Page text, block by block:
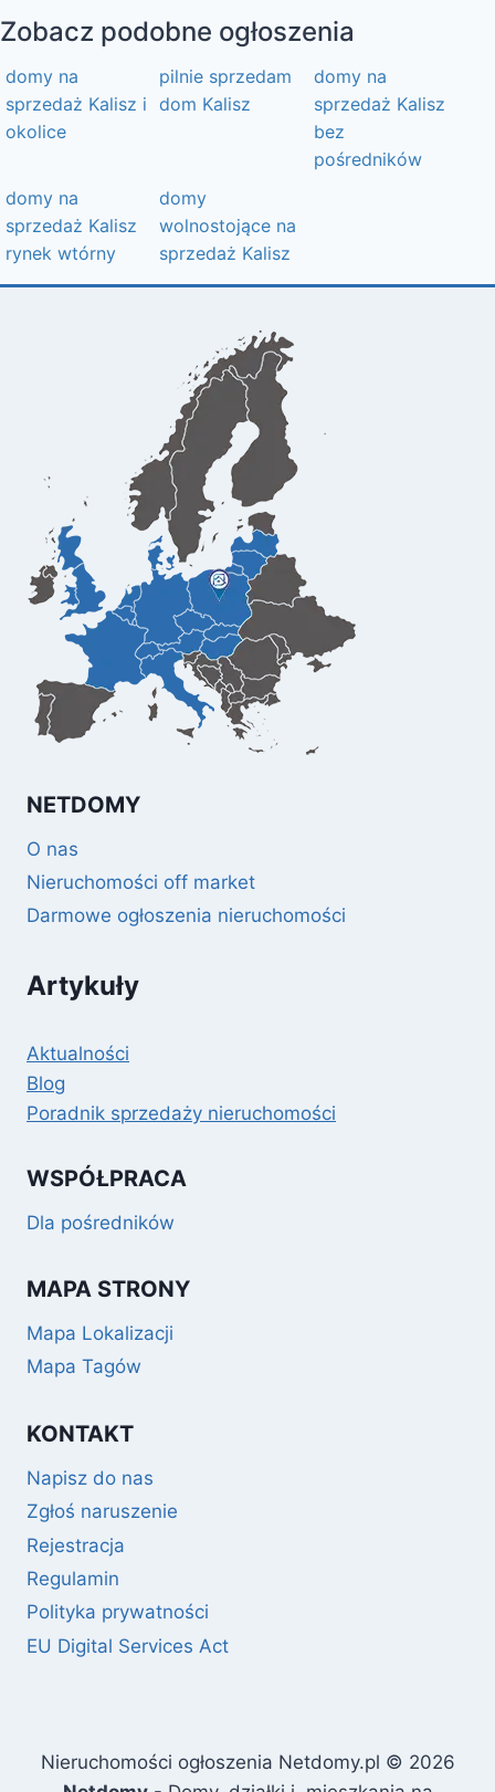
Zobacz podobne ogłoszenia
domy na
sprzedaż Kalisz i
okolice
pilnie sprzedam
dom Kalisz
domy na
sprzedaż Kalisz
bez
pośredników
domy na
sprzedaż Kalisz
rynek wtórny
domy
wolnostojące na
sprzedaż Kalisz
NETDOMY
O nas
Nieruchomości off market
Darmowe ogłoszenia nieruchomości
Artykuły
Aktualności
Blog
Poradnik sprzedaży nieruchomości
WSPÓŁPRACA
Dla pośredników
MAPA STRONY
Mapa Lokalizacji
Mapa Tagów
KONTAKT
Napisz do nas
Zgłoś naruszenie
Rejestracja
Regulamin
Polityka prywatności
EU Digital Services Act
Nieruchomości ogłoszenia Netdomy.pl © 2026